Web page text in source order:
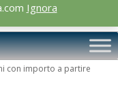
Ignora
con importo a partire